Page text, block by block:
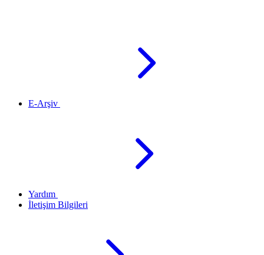
E-Arşiv
Yardım
İletişim Bilgileri